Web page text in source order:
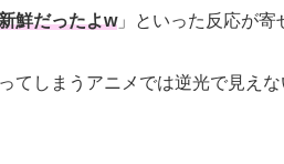
鮮だったよw」といった反応が寄
てしまうアニメでは逆光で見え